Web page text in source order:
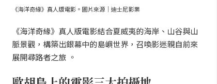
《海洋奇緣》真人版電影。圖片來源｜迪士尼影業
《海洋奇緣》真人版電影結合夏威夷的海岸、山谷與山
脈景觀，構築出銀幕中的島嶼世界，召喚影迷親自前來
展開尋路者之旅 。